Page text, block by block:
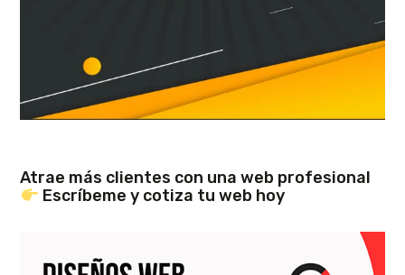
Atrae más clientes con una web profesional
Escríbeme y cotiza tu web hoy